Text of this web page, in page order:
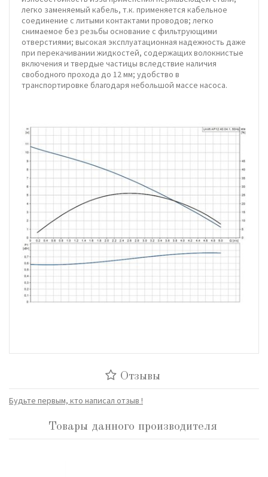
легко заменяемый кабель, т.к. применяется кабельное
соединение с литыми контактами проводов; легко
снимаемое без резьбы основание с фильтрующими
отверстиями; высокая эксплуатационная надежность даже
при перекачивании жидкостей, содержащих волокнистые
включения и твердые частицы вследствие наличия
свободного прохода до 12 мм; удобство в
транспортировке благодаря небольшой массе насоса.
Отзывы
Будьте первым, кто написал отзыв !
Товары данного производителя